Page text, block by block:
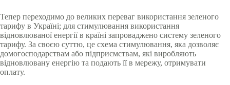
Тепер переходимо до великих переваг використання зеленого
тарифу в Україні; для стимулювання використання
відновлюваної енергії в країні запроваджено систему зеленого
тарифу. За своєю суттю, це схема стимулювання, яка дозволяє
домогосподарствам або підприємствам, які виробляють
відновлювану енергію та подають її в мережу, отримувати
оплату.